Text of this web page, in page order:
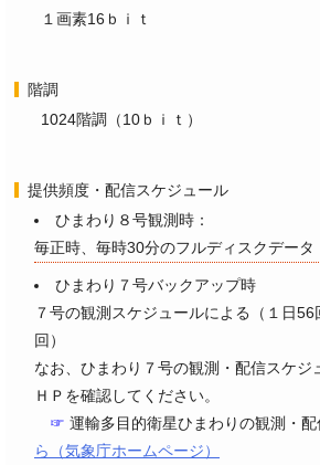
１画素16ｂｉｔ
階調
1024階調（10ｂｉｔ）
提供頻度・配信スケジュール
ひまわり８号観測時：
毎正時、毎時30分のフルディスクデータ
ひまわり７号バックアップ時
７号の観測スケジュールによる（１日
回）
なお、ひまわり７号の観測・配信スケジ
ＨＰを確認してください。
☞ 運輸多目的衛星ひまわりの観測・配
ら（気象庁ホームページ）